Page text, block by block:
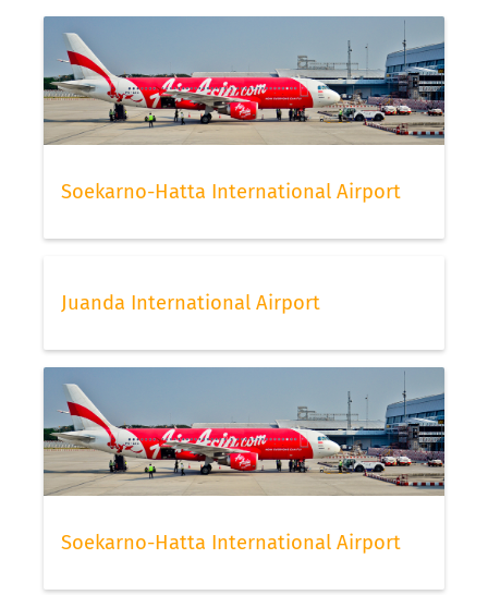
Soekarno-Hatta International Airport
Juanda International Airport
Soekarno-Hatta International Airport